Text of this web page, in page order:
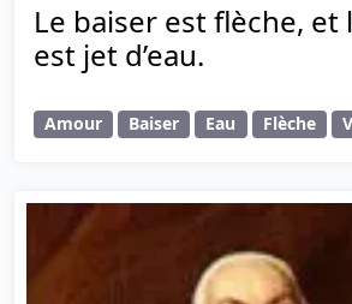
Le baiser est flèche, et
est jet d’eau.
Amour Baiser Eau Flèche